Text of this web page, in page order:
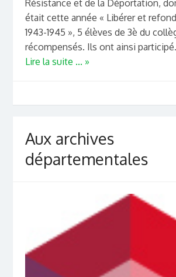
Résistance et de la Déportation,
était cette année « Libérer et
1943-1945 », 5 élèves de 3è du
récompensés. Ils ont ainsi
Lire la suite ... »
Aux archives
départementales